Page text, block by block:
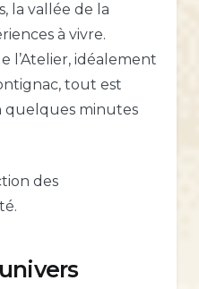
la vallée de la
à vivre.
l’Atelier, idéalement
tout est
quelques minutes
des